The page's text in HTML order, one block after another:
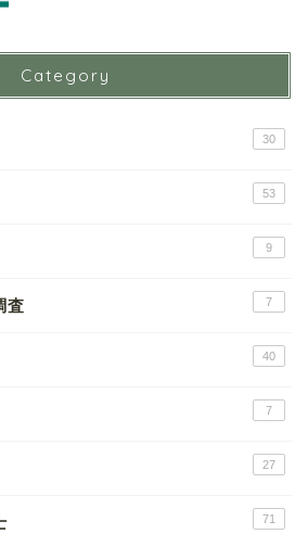
Category
30
53
9
査 7
40
7
27
71